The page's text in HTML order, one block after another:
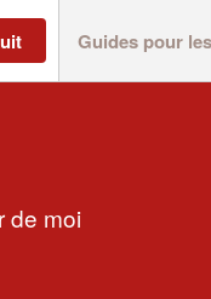
Guides pour
de moi